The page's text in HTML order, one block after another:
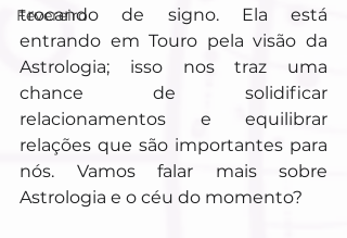
Fevereiro
trocando de signo. Ela está
entrando em Touro pela visão da
Astrologia; isso nos traz uma
chance de solidificar
relacionamentos e equilibrar
relações que são importantes para
nós. Vamos falar mais sobre
Astrologia e o céu do momento?